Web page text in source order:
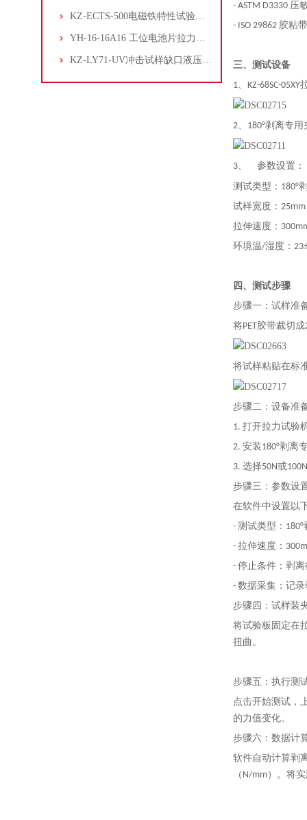
KZ-ECTS-500电磁铁特性试验系统
YH-16-16A16 工位电池片拉力试验机
KZ-LY71-UV冲击试样缺口液压拉床
- ASTM D3330
- ISO 29862 胶粘
三、测试设备
1、KZ-68SC-05XY
2、 180°剥离专用
3、
参数设置：
测试类型：180°
试样宽度： 25mm
拉伸速度：
环境温/湿度：
四、 测试步骤
步骤一：试样准
将PET胶带裁切
将试样粘贴在标
步骤二：设备准
1. 打开拉力试验
2. 安装180°剥离
3. 选择50N或
步骤三 ：参数设
在软件中设置以
- 测试类型：
- 拉伸速度：
- 停止条件：剥
- 数据采集：记
步骤四 ：试样装
将试验板固定在
扭曲。
步骤五：执行测
点击开始测试，
的力值变化。
步骤六：数据计
软件自动计算剥
（N/mm）。将